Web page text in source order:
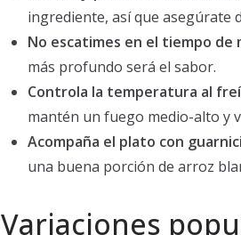
ingrediente, así que asegúrate
No escatimes en el tiempo de
más profundo será el sabor.
Controla la temperatura al
mantén un fuego medio-alto y
Acompaña el plato con
una buena porción de arroz
Variaciones